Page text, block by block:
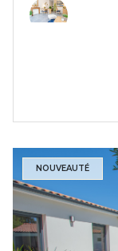
NOUVEAUTÉ